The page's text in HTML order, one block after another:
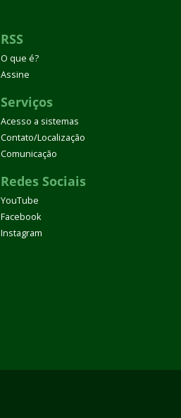
RSS
O que é?
Assine
Serviços
Acesso a sistemas
Contato/Localização
Comunicação
Redes Sociais
YouTube
Facebook
Instagram